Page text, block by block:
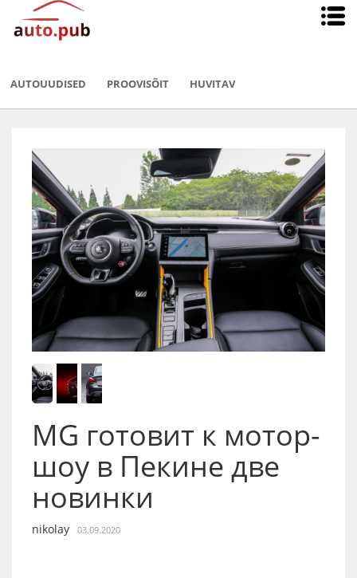
AUTOUUDISED PROOVISÕIT HUVITAV
MG готовит к мотор-
шоу в Пекине две
новинки
nikolay 03.09.2020